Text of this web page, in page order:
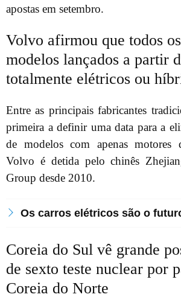
apostas em setembro.
Volvo afirmou que todos
modelos lançados a partir
totalmente elétricos ou
Entre as principais fabricantes
primeira a definir uma data para a
de modelos com apenas motores
Volvo é detida pelo chinês
Group desde 2010.
Os carros elétricos são o
Coreia do Sul vê grande
de sexto teste nuclear por
Coreia do Norte